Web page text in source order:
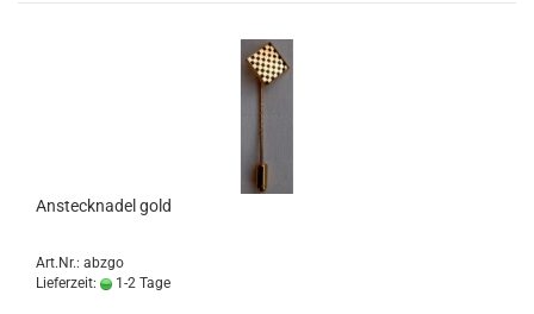
Anstecknadel gold
Art.Nr.: abzgo
Lieferzeit:
1-2 Tage